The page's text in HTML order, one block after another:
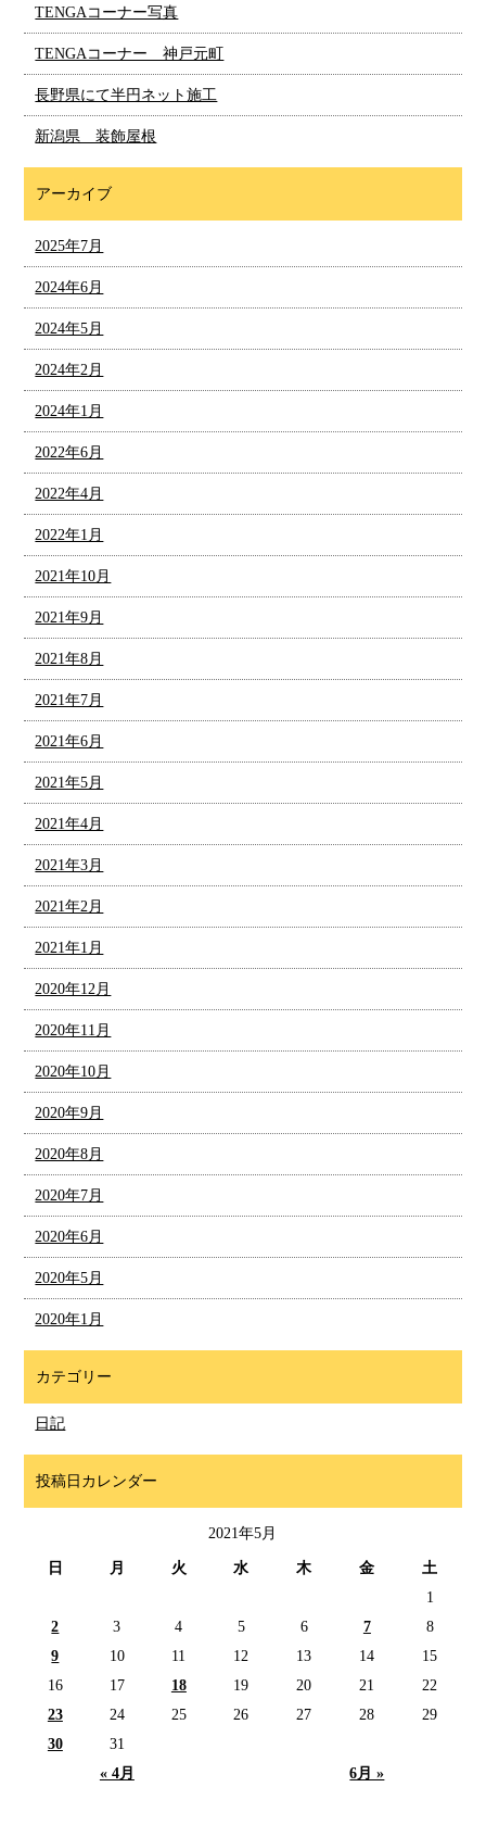
TENGAコーナー写真
TENGAコーナー 神戸元町
長野県にて半円ネット施工
新潟県 装飾屋根
アーカイブ
2025年7月
2024年6月
2024年5月
2024年2月
2024年1月
2022年6月
2022年4月
2022年1月
2021年10月
2021年9月
2021年8月
2021年7月
2021年6月
2021年5月
2021年4月
2021年3月
2021年2月
2021年1月
2020年12月
2020年11月
2020年10月
2020年9月
2020年8月
2020年7月
2020年6月
2020年5月
2020年1月
カテゴリー
日記
投稿日カレンダー
2021年5月
日 月 火 水 木 金 土
« 4月 6月 »
1
2
3 4 5 6 7
8
9
10 11 12 13 14
15
16
17 18 19 20 21
22
23
24 25 26 27 28
29
30
31